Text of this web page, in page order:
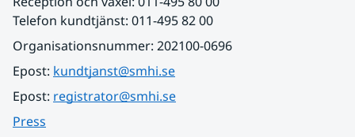
Telefon kundtjänst: 011-495 82 00
Organisationsnummer: 202100-0696
Epost: kundtjanst@smhi.se
Epost: registrator@smhi.se
Press